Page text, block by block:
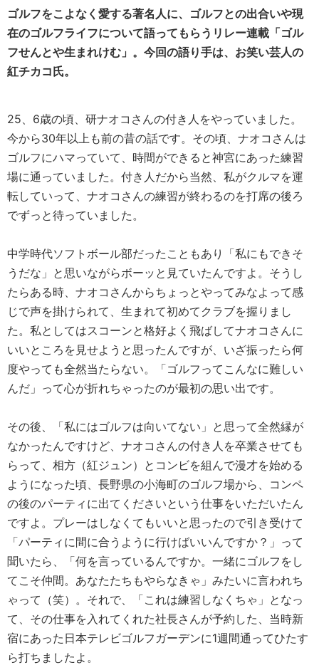
ゴルフをこよなく愛する著名人に、ゴルフとの出合いや現
在のゴルフライフについて語ってもらうリレー連載「ゴル
フせんとや生まれけむ」。今回の語り手は、お笑い芸人の
紅チカコ氏。
25、6歳の頃、研ナオコさんの付き人をやっていました。
今から30年以上も前の昔の話です。その頃、ナオコさんは
ゴルフにハマっていて、時間ができると神宮にあった練習
場に通っていました。付き人だから当然、私がクルマを運
転していって、ナオコさんの練習が終わるのを打席の後ろ
でずっと待っていました。
中学時代ソフトボール部だったこともあり「私にもできそ
うだな」と思いながらボーッと見ていたんですよ。そうし
たらある時、ナオコさんからちょっとやってみなよって感
じで声を掛けられて、生まれて初めてクラブを握りまし
た。私としてはスコーンと格好よく飛ばしてナオコさんに
いいところを見せようと思ったんですが、いざ振ったら何
度やっても全然当たらない。「ゴルフってこんなに難しい
んだ」って心が折れちゃったのが最初の思い出です。
その後、「私にはゴルフは向いてない」と思って全然縁が
なかったんですけど、ナオコさんの付き人を卒業させても
らって、相方（紅ジュン）とコンビを組んで漫才を始める
ようになった頃、長野県の小海町のゴルフ場から、コンペ
の後のパーティに出てくださいという仕事をいただいたん
ですよ。プレーはしなくてもいいと思ったので引き受けて
「パーティに間に合うように行けばいいんですか？」って
聞いたら、「何を言っているんですか。一緒にゴルフをし
てこそ仲間。あなたたちもやらなきゃ」みたいに言われち
ゃって（笑）。それで、「これは練習しなくちゃ」となっ
て、その仕事を入れてくれた社長さんが予約した、当時新
宿にあった日本テレビゴルフガーデンに1週間通ってひたす
ら打ちましたよ。